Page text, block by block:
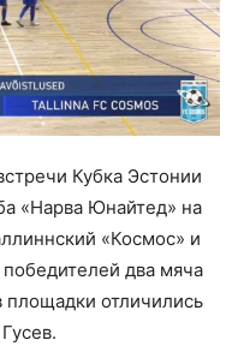
Кубка Эстонии
«Нарва Юнайтед» на
«Космос» и
два мяча
площадки отличились